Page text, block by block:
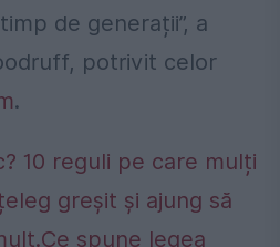
de generații”, a
potrivit celor
.
10 reguli pe care mulți
greșit și ajung să
spune legea